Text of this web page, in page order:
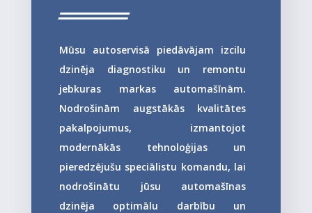
Mūsu autoservisā piedāvājam izcilu
dzinēja diagnostiku un remontu
jebkuras markas automašīnām.
Nodrošinām augstākās kvalitātes
pakalpojumus, izmantojot
modernākās tehnoloģijas un
pieredzējušu speciālistu komandu, lai
nodrošinātu jūsu automašīnas
dzinēja optimālu darbību un